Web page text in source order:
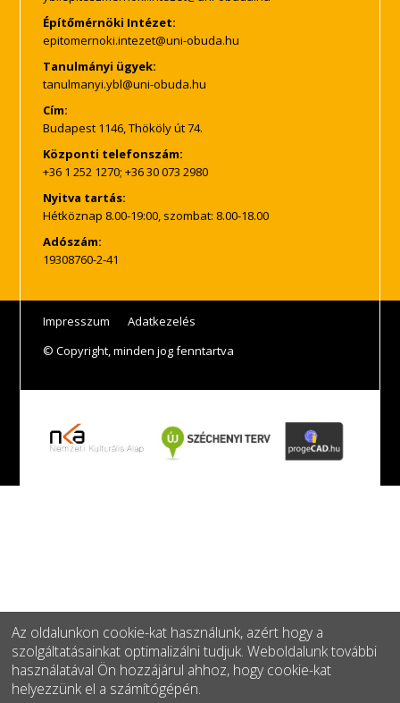
Az oldalunkon cookie-kat használunk, azért hogy a
szolgáltatásainkat optimalizálni tudjuk. Weboldalunk további
használatával Ön hozzájárul ahhoz, hogy cookie-kat
helyezzünk el a számítógépén.
Építőmérnöki Intézet:
Tanulmányi ügyek:
Cím:
Budapest 1146, Thököly út 74.
Központi telefonszám:
+36 1 252 1270; +36 30 073 2980
Nyitva tartás:
Hétköznap 8.00-19:00, szombat: 8.00-18.00
Adószám:
19308760-2-41
Impresszum
Adatkezelés
© Copyright, minden jog fenntartva